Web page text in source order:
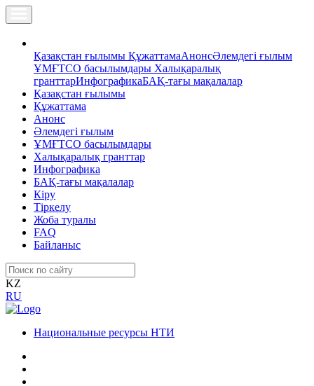
Қазақстан ғылымы ҚұжаттамаАнонсӘлемдегі ғылым
ҰМҒТСО басылымдары Халықаралық
гранттарИнфографикаБАҚ-тағы мақалалар
Қазақстан ғылымы
Құжаттама
Анонс
Әлемдегі ғылым
ҰМҒТСО басылымдары
Халықаралық гранттар
Инфографика
БАҚ-тағы мақалалар
Кіру
Тіркелу
Жоба туралы
FAQ
Байланыс
KZ
RU
Национальные ресурсы НТИ